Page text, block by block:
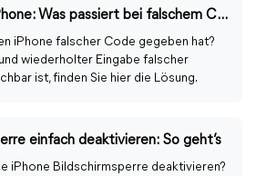
Sperrzeiten beim iPhone: Was passiert bei falschem Code?
iPhone falscher Code gegeben hat?
wiederholter Eingabe falscher
ist, finden Sie hier die Lösung.
einfach deaktivieren: So geht’s
iPhone Bildschirmsperre deaktivieren?